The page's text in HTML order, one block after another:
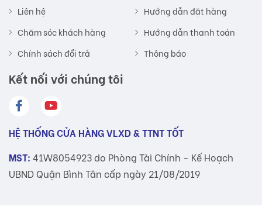
Liên hệ
Chăm sóc khách hàng
Chính sách đổi trả
Hướng dẫn đặt hàng
Hướng dẫn thanh toán
Thông báo
Kết nối với chúng tôi
HỆ THỐNG CỬA HÀNG VLXD & TTNT TỐT
MST: 41W8054923 do Phòng Tài Chính - Kế Hoạch
UBND Quận Bình Tân cấp ngày 21/08/2019